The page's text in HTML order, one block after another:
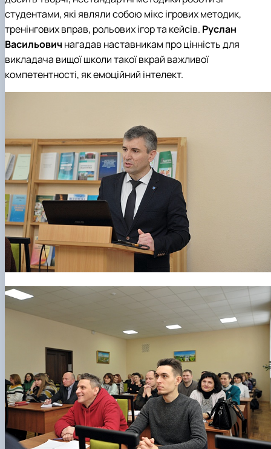
студентами, які являли собою мікс ігрових методик,
тренінгових вправ, рольових ігор та кейсів. Руслан
Васильовичнагадав наставникам про цінність для
викладача вищої школи такої вкрай важливої
компетентності, як емоційний інтелект.